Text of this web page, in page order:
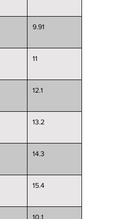
9.91
11
12.1
13.2
14.3
15.4
10.1